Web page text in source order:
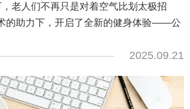
老人们不再只是对着空气比划太极招
的助力下，开启了全新的健身体验——公
2025.09.21